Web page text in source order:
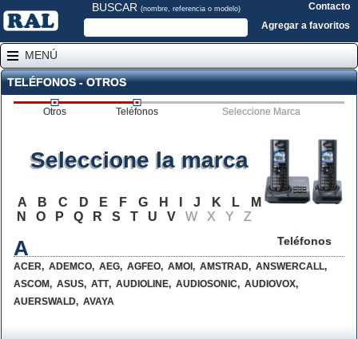
BUSCAR (nombre, referencia o modelo)
Contacto
Agregar a favoritos
MENÚ
TELÉFONOS - OTROS
Otros Teléfonos Seleccione Marca
Teléfonos
Seleccione la marca
A B C D E F G H J K L
M
N
O P Q R S T U V W X Y Z
A
ACER, ADEMCO, AEG, AGFEO, AMOI , AMSTRAD, ANSWERCALL,
ASCOM, ASUS, ATT, AUDIOLINE, AUDIOSONIC, AUDIOVOX,
AUERSWALD, AVAYA